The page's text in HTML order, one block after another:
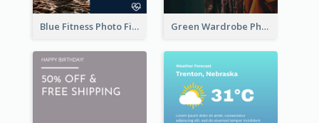
Blue Fitness Photo Fitness Class Instagram Story Green Wardrobe Photo Shopping Sale Instagram Story